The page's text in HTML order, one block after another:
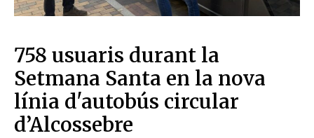
758 usuaris durant la
Setmana Santa en la nova
línia d'autobús circular
d’Alcossebre